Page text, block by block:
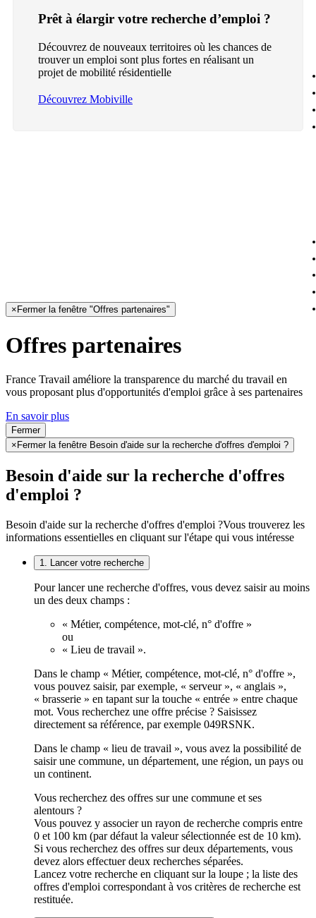
Prêt à élargir votre recherche d’emploi ?
Découvrez de nouveaux territoires où les chances de
trouver un emploi sont plus fortes en réalisant un
projet de mobilité résidentielle
Découvrez Mobiville
× Fermer la fenêtre "Offres partenaires"
Offres partenaires
France Travail améliore la transparence du marché du travail en
vous proposant plus d'opportunités d'emploi grâce à ses partenaires
En savoir plus
Fermer
× Fermer la fenêtre Besoin d'aide sur la recherche d'offres d'emploi ?
Besoin d'aide sur la recherche d'offres
d'emploi ?
Besoin d'aide sur la recherche d'offres d'emploi ?Vous trouverez les
informations essentielles en cliquant sur l'étape qui vous intéresse
1. Lancer votre recherche
Pour lancer une recherche d'offres, vous devez saisir au moins
un des deux champs :
« Métier, compétence, mot-clé, n° d'offre »
ou
« Lieu de travail ».
Dans le champ « Métier, compétence, mot-clé, n° d'offre »,
vous pouvez saisir, par exemple, « serveur », « anglais »,
« brasserie » en tapant sur la touche « entrée » entre chaque
mot. Vous recherchez une offre précise ? Saisissez
directement sa référence, par exemple 049RSNK.
Dans le champ « lieu de travail », vous avez la possibilité de
saisir une commune, un département, une région, un pays ou
un continent.
Vous recherchez des offres sur une commune et ses
alentours ?
Vous pouvez y associer un rayon de recherche compris entre
0 et 100 km (par défaut la valeur sélectionnée est de 10 km).
Si vous recherchez des offres sur deux départements, vous
devez alors effectuer deux recherches séparées.
Lancez votre recherche en cliquant sur la loupe ; la liste des
offres d'emploi correspondant à vos critères de recherche est
restituée.